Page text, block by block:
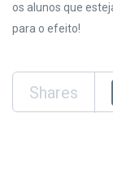
os alunos que
para o efeito!
Shares